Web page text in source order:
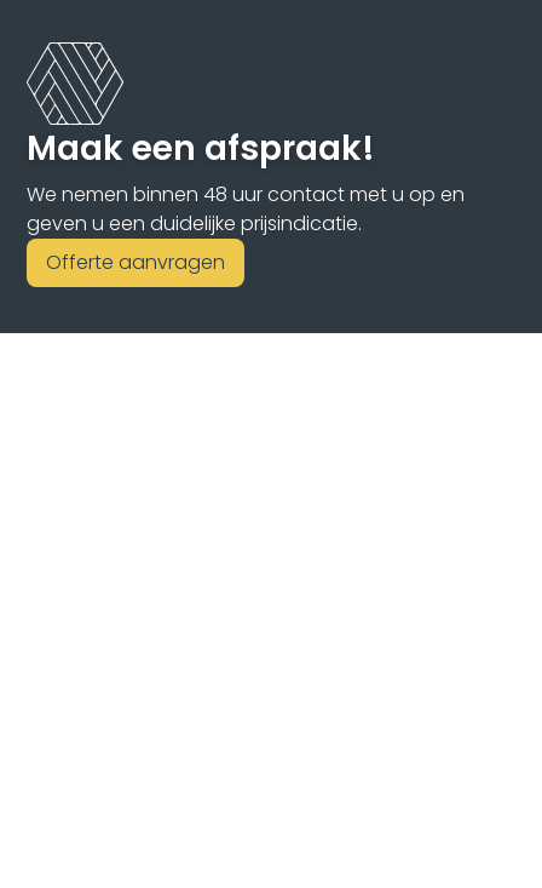
Maak een afspraak!
We nemen binnen 48 uur contact met u op en
geven u een duidelijke prijsindicatie.
Offerte aanvragen